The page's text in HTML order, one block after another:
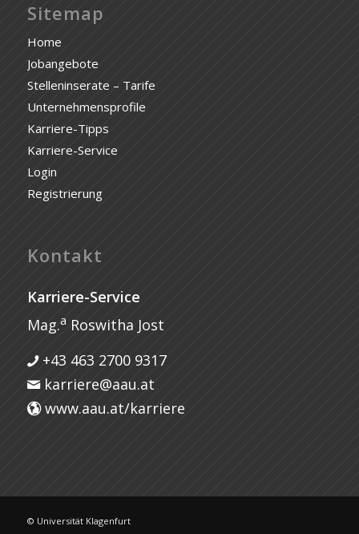
Sitemap
Home
Jobangebote
Stelleninserate – Tarife
Unternehmensprofile
Karriere-Tipps
Karriere-Service
Login
Registrierung
Kontakt
Karriere-Service
Mag.a Roswitha Jost
+43 463 2700 9317
karriere@aau.at
www.aau.at/karriere
© Universität Klagenfurt